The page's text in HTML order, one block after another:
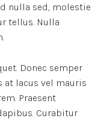
nulla sed, molestie
tellus. Nulla
Donec semper
at lacus vel mauris
Praesent
Curabitur